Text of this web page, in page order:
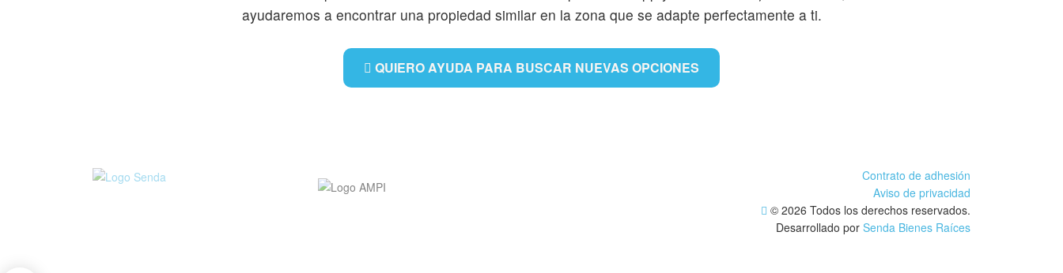
ayudaremos a encontrar una propiedad similar en la zona que se adapte perfectamente a ti.
QUIERO AYUDA PARA BUSCAR NUEVAS OPCIONES
Contrato de adhesión
Aviso de privacidad
© 2026 Todos los derechos reservados.
Desarrollado por Senda Bienes Raíces